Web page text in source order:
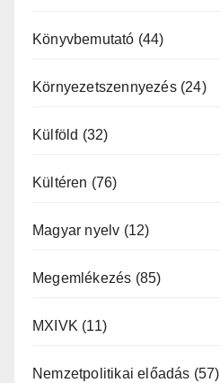
Könyvbemutató (44)
Környezetszennyezés(24)
Külföld (32)
Kültéren (76)
Magyar nyelv (12)
Megemlékezés (85)
MXIVK (11)
Nemzetpolitikai előadás (57)